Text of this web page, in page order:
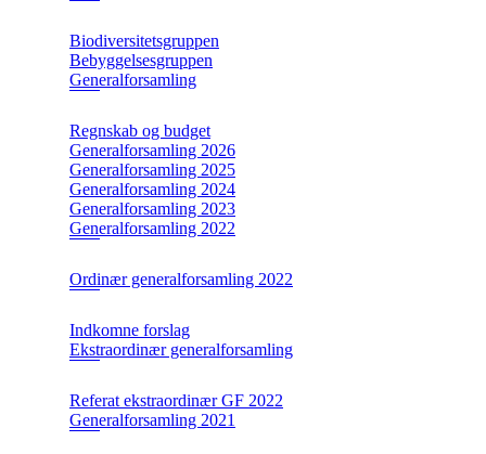
Biodiversitetsgruppen
Bebyggelsesgruppen
Generalforsamling
Regnskab og budget
Generalforsamling 2026
Generalforsamling 2025
Generalforsamling 2024
Generalforsamling 2023
Generalforsamling 2022
Ordinær generalforsamling 2022
Indkomne forslag
Ekstraordinær generalforsamling
Referat ekstraordinær GF 2022
Generalforsamling 2021